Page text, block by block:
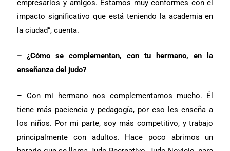
empresarios y amigos. Estamos muy conformes con el
impacto significativo que está teniendo la academia en
la ciudad”, cuenta.
– ¿Cómo se complementan, con tu hermano, en la
enseñanza del judo?
– Con mi hermano nos complementamos mucho. Él
tiene más paciencia y pedagogía, por eso les enseña a
los niños. Por mi parte, soy más competitivo, y trabajo
principalmente con adultos. Hace poco abrimos un